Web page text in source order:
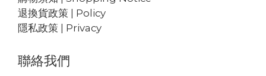
退換貨政策 | Policy
隱私政策 | Privacy
聯絡我們